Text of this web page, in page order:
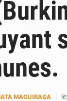
MAGUIRAGA le: